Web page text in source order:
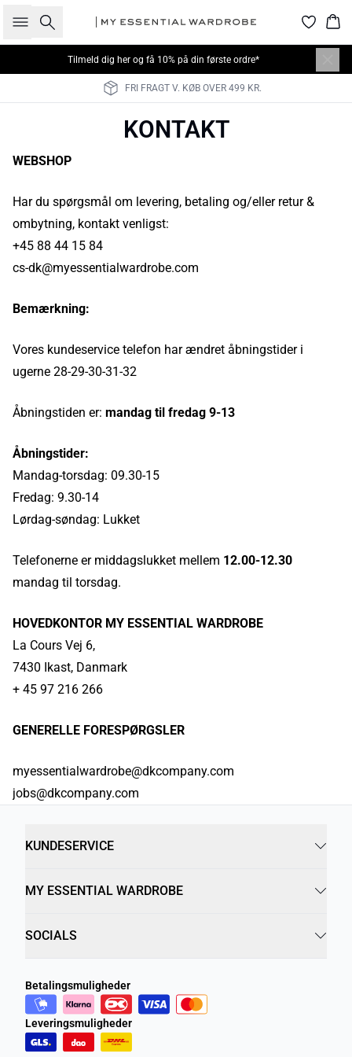
Søg
Tilmeld dig her og få 10% på din første ordre*
FRI FRAGT V. KØB OVER 499 KR.
KONTAKT
WEBSHOP
Har du spørgsmål om levering, betaling og/eller retur &
ombytning, kontakt venligst:
+45 88 44 15 84
cs-dk@myessentialwardrobe.com
Bemærkning:
Vores kundeservice telefon har ændret åbningstider i
ugerne 28-29-30-31-32
Åbningstiden er: mandag til fredag 9-13
Åbningstider:
Mandag-torsdag: 09.30-15
Fredag: 9.30-14
Lørdag-søndag: Lukket
Telefonerne er middagslukket mellem 12.00-12.30
mandag til torsdag.
HOVEDKONTOR MY ESSENTIAL WARDROBE
La Cours Vej 6,
7430 Ikast, Danmark
+ 45 97 216 266
GENERELLE FORESPØRGSLER
myessentialwardrobe@dkcompany.com
jobs@dkcompany.com
KUNDESERVICE
MY ESSENTIAL WARDROBE
SOCIALS
Betalingsmuligheder
Leveringsmuligheder